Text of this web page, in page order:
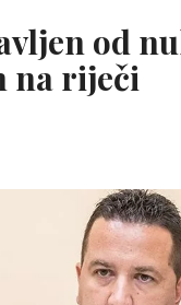
od
na riječi